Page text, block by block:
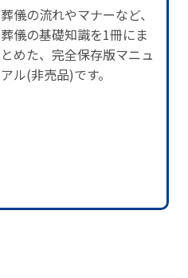
葬儀の流れやマナーなど、
葬儀の基礎知識を1冊にま
とめた、完全保存版マニュ
アル(非売品)です。